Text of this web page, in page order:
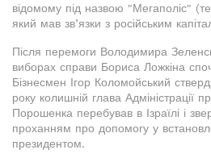
відомому під назвою "Мегаполіс"
який мав зв’язки з російським
Після перемоги Володимира
виборах справи Бориса Ложкіна
Бізнесмен Ігор Коломойський
року колишній глава Адміністрації
Порошенка перебував в Ізраїлі і
проханням про допомогу у
президентом.